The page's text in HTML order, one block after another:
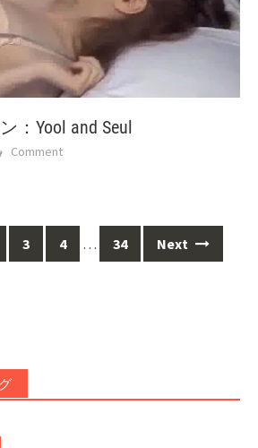
：Yool and Seul
Comment
3 4 … 34 Next